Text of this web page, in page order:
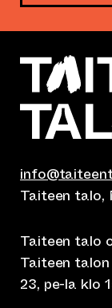
Taiteen talo,
Taiteen talo
Taiteen
23, pe-la klo